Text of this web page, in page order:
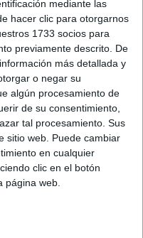
mediante las
hacer clic para otorgarnos
1733 socios para
previamente descrito. De
más detallada y
o negar su
algún procesamiento de
de su consentimiento,
tal procesamiento. Sus
sitio web. Puede cambiar
en cualquier
clic en el botón
página web.
García de
información dentro del
y Andy Escudero
en los próximos
mucha presencia en
y hasta el momento
juego:Andy Escudero
liga y Copa del Rey